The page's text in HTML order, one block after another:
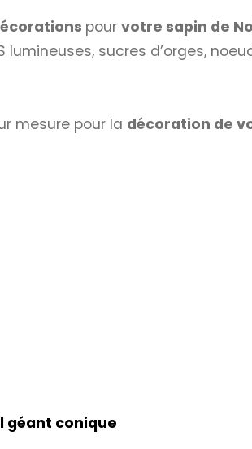
pour votre sapin de
sucres d’orges,
mesure pour la décoration de
géant conique